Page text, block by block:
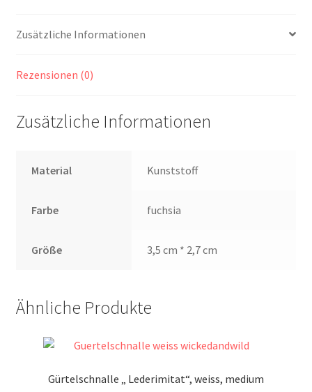
Zusätzliche Informationen
Rezensionen (0)
Zusätzliche Informationen
Material Kunststoff
Farbe fuchsia
Größe 3,5 cm * 2,7 cm
Ähnliche Produkte
Gürtelschnalle „ Lederimitat“, weiss, medium